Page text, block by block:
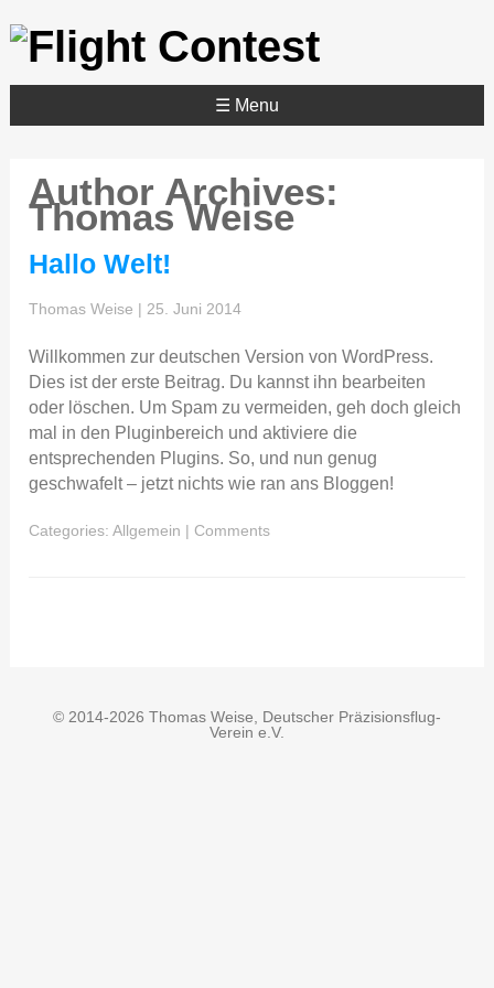
☰ Menu
Author Archives:
Thomas Weise
Hallo Welt!
Thomas Weise | 25. Juni 2014
Willkommen zur deutschen Version von WordPress.
Dies ist der erste Beitrag. Du kannst ihn bearbeiten
oder löschen. Um Spam zu vermeiden, geh doch gleich
mal in den Pluginbereich und aktiviere die
entsprechenden Plugins. So, und nun genug
geschwafelt – jetzt nichts wie ran ans Bloggen!
Categories:Allgemein | Comments
© 2014-2026 Thomas Weise, Deutscher Präzisionsflug-
Verein e.V.